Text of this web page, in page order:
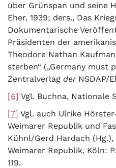
über Grünspan und seine
Eher, 1939; ders., Das
Dokumentarische
Präsidenten der
Theodore Nathan
sterben“ („Germany must
Zentralverlag derNSDAP/
[6] Vgl. Buchna, Nationale
[7] Vgl. auch Ulrike
Weimarer Republik und
Kühnl/Gerd Hardach
Weimarer Republik, Köln:
119.